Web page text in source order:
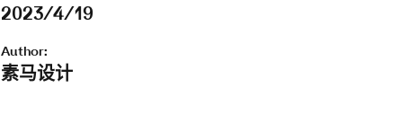
2023/4/19
Author:
素马设计